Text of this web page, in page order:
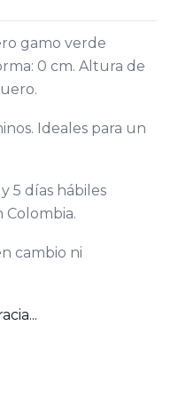
gamo verde
0 cm. Altura de
Ideales para un
5 días hábiles
cambio ni